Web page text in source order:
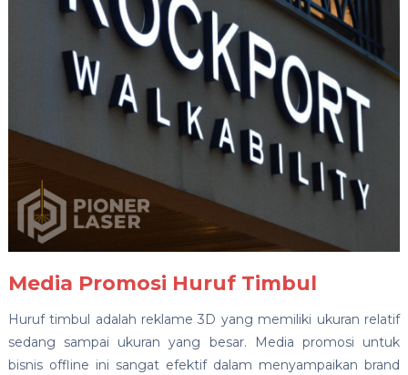
Media Promosi Huruf Timbul
Huruf timbul adalah reklame 3D yang memiliki ukuran relatif
sedang sampai ukuran yang besar. Media promosi untuk
bisnis offline ini sangat efektif dalam menyampaikan brand